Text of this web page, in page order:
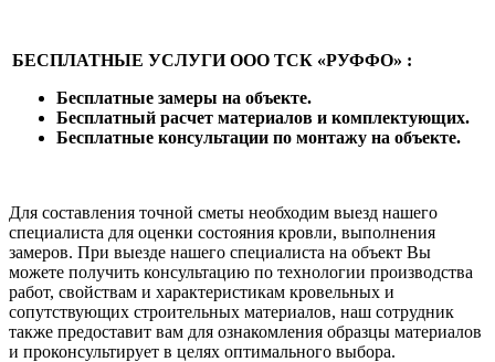
БЕСПЛАТНЫЕ УСЛУГИ ООО ТСК «РУФФО» :
Бесплатные замеры на объекте.
Бесплатный расчет материалов и комплектующих.
Бесплатные консультации по монтажу на объекте.
Для составления точной сметы необходим выезд нашего
специалиста для оценки состояния кровли, выполнения
замеров. При выезде нашего специалиста на объект Вы
можете получить консультацию по технологии производства
работ, свойствам и характеристикам кровельных и
сопутствующих строительных материалов, наш сотрудник
также предоставит вам для ознакомления образцы материалов
и проконсультирует в целях оптимального выбора.